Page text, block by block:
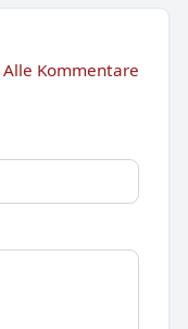
Alle Kommentare